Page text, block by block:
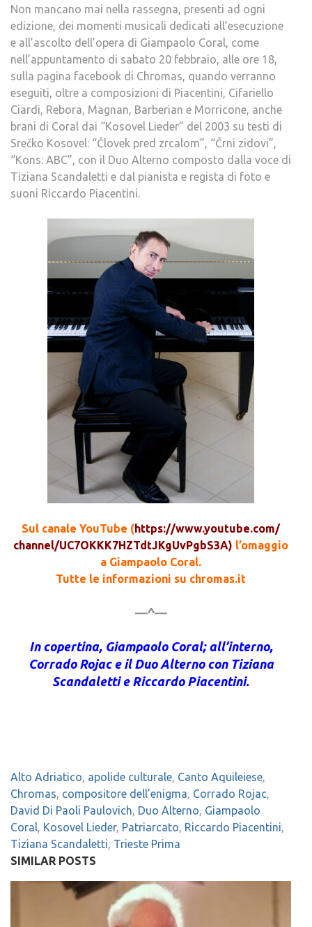
Non mancano mai nella rassegna, presenti ad ogni
edizione, dei momenti musicali dedicati all’esecuzione
e all’ascolto dell’opera di Giampaolo Coral, come
nell’appuntamento di sabato 20 febbraio, alle ore 18,
sulla pagina facebook di Chromas, quando verranno
eseguiti, oltre a composizioni di Piacentini, Cifariello
Ciardi, Rebora, Magnan, Barberian e Morricone, anche
brani di Coral dai “Kosovel Lieder” del 2003 su testi di
Srečko Kosovel: “Človek pred zrcalom”, “Črni zidovi”,
“Kons: ABC”, con il Duo Alterno composto dalla voce di
Tiziana Scandaletti e dal pianista e regista di foto e
suoni Riccardo Piacentini.
Sul canale YouTube (https://www.youtube.com/
channel/UC7OKKK7HZTdtJKgUvPgbS3A) l’omaggio
a Giampaolo Coral.
Tutte le informazioni su chromas.it
—^—
In copertina, Giampaolo Coral; all’interno,
Corrado Rojac e il Duo Alterno con Tiziana
Scandaletti e Riccardo Piacentini.
Alto Adriatico, apolide culturale, Canto Aquileiese,
Chromas, compositore dell’enigma, Corrado Rojac,
David Di Paoli Paulovich, Duo Alterno, Giampaolo
Coral, Kosovel Lieder, Patriarcato, Riccardo Piacentini,
Tiziana Scandaletti, Trieste Prima
SIMILAR POSTS